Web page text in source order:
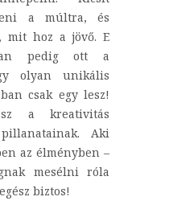
a múltra, és
mit hoz a jövő. E
pedig ott a
olyan unikális
csak egy lesz!
a kreativitás
Aki
az élményben –
mesélni róla
biztos!